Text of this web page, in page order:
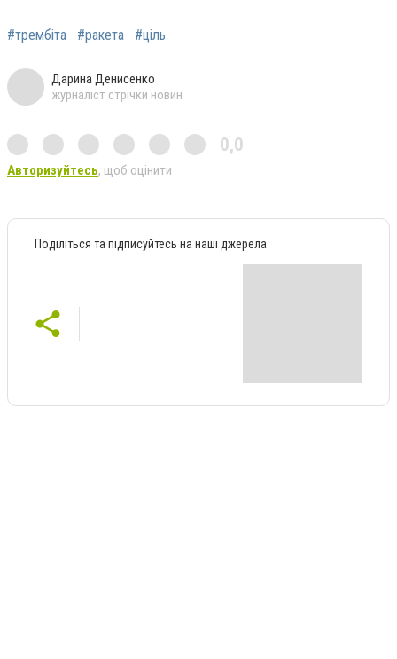
#трембіта #ракета #ціль
Дарина Денисенко
журналіст стрічки новин
0,0
Авторизуйтесь, щоб оцінити
Поділіться та підписуйтесь на наші джерела